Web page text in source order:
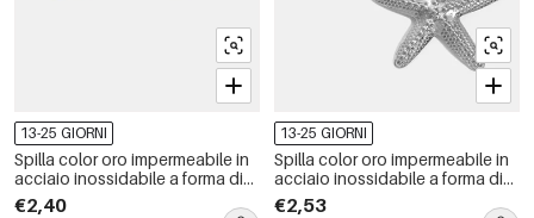
13-25 GIORNI
Spilla color oro impermeabile in
acciaio inossidabile a forma di
conchiglia, 1 pezzo
€2,40
13-25 GIORNI
Spilla color oro impermeabile in
acciaio inossidabile a forma di
stella marina, 1 pezzo
€2,53